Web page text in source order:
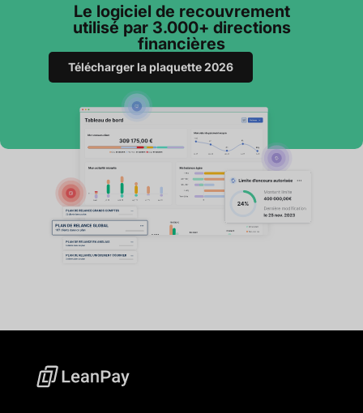
Le logiciel de recouvrement
utilisé par 3.000+ directions
financières
Télécharger la plaquette 2026